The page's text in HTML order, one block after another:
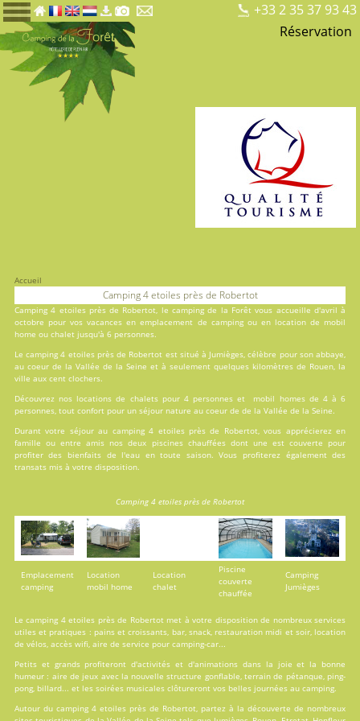
+33 2 35 37 93 43
Réservation
Accueil
Camping 4 etoiles près de Robertot
Camping 4 etoiles près de Robertot, le camping de la Forêtvous accueille d'avril à
octobre pour vos vacances enemplacement de campingou en locationde mobil
home ou chalet jusqu'à 6 personnes.
Le camping 4 etoiles près de Robertot est situé à Jumièges, célèbre pour son abbaye,
au coeur de la Vallée de la Seine et à seulement quelques kilomètres de Rouen, la
ville aux cent clochers.
Découvrez nos locations de chaletspour 4 personnes et mobil homesde 4 à 6
personnes, tout confort pour un séjour nature au coeur de de la Vallée de la Seine.
Durant votre séjour au camping 4 etoiles près de Robertot, vous apprécierez en
famille ou entre amis nos deux piscineschauffées dont une est couverte pour
profiter des bienfaits de l'eau en toute saison. Vous profiterez également des
transats mis à votre disposition.
Camping 4 etoiles près de Robertot
Emplacement
camping
Location
mobil home
Location
chalet
Piscine
couverte
chauffée
Camping
Jumièges
Le camping 4 etoiles près de Robertot met à votre disposition de nombreuxservices
utiles et pratiques : pains et croissants, bar, snack, restauration midi et soir, location
de vélos, accès wifi, aire de service pour camping-car...
Petits et grands profiteront d'activités et d'animations dans la joie et la bonne
humeur : aire de jeux avec la nouvelle structure gonflable, terrain de pétanque, ping-
pong, billard... et les soirées musicales clôtureront vos belles journées au camping.
Autour du camping 4 etoiles près de Robertot, partez à la découverte de nombreux